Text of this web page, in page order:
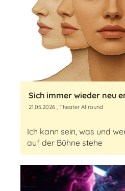
Sich immer wieder neu
21.05.2026 , Theater Allround
Ich kann sein, was und
auf der Bühne stehe